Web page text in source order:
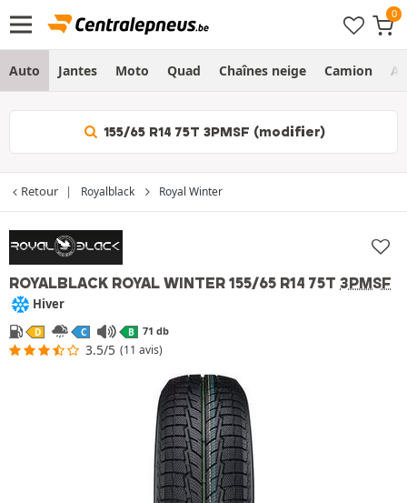
Auto Jantes Moto Quad Chaînes neige Camion
155/65 R14 75T 3PMSF (modifier)
Retour Royalblack Royal Winter
ROYALBLACK ROYAL WINTER 155/65 R14 75T 3PMSF
Hiver
D C B 71 db
3.5/5 (11 avis)